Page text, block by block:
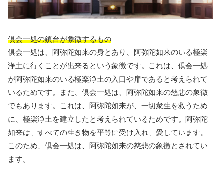
倶会一処の鎮台が象徴するもの
俱会一処は、阿弥陀如来の身とあり、阿弥陀如来のいる極楽
浄土に行くことが出来るという象徴です。これは、倶会一処
が阿弥陀如来のいる極楽浄土の入口や扉であると考えられて
いるためです。また、倶会一処は、阿弥陀如来の慈悲の象徴
でもあります。これは、阿弥陀如来が、一切衆生を救うため
に、極楽浄土を建立したと考えられているためです。阿弥陀
如来は、すべての生き物を平等に受け入れ、愛しています。
このため、倶会一処は、阿弥陀如来の慈悲の象徴とされてい
ます。